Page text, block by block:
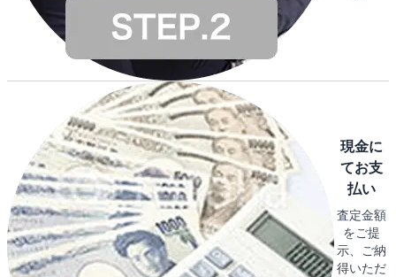
現金に
てお支
払い
査定金額
をご提
示、ご納
得いただ